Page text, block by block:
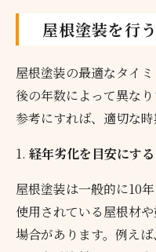
屋根塗装を行
屋根塗装の最適なタイ
後の年数によって異な
参考にすれば、適切な時
1.経年劣化を目安にする
屋根塗装は一般的に10
使用されている屋根材
場合があります。例えば